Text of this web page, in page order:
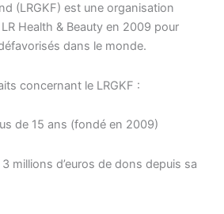
(LRGKF) est une organisation
Health & Beauty en 2009 pour
dans le monde.
concernant le LRGKF :
de 15 ans (fondé en 2009)
millions d’euros de dons depuis sa